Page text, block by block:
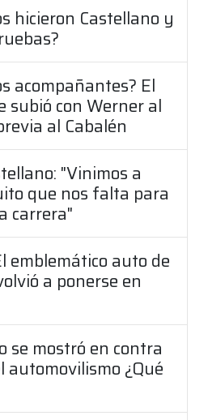
hicieron Castellano y
acompañantes? El
subió con Werner al
al Cabalén
"Vinimos a
que nos falta para
carrera"
emblemático auto de
a ponerse en
se mostró en contra
automovilismo ¿Qué